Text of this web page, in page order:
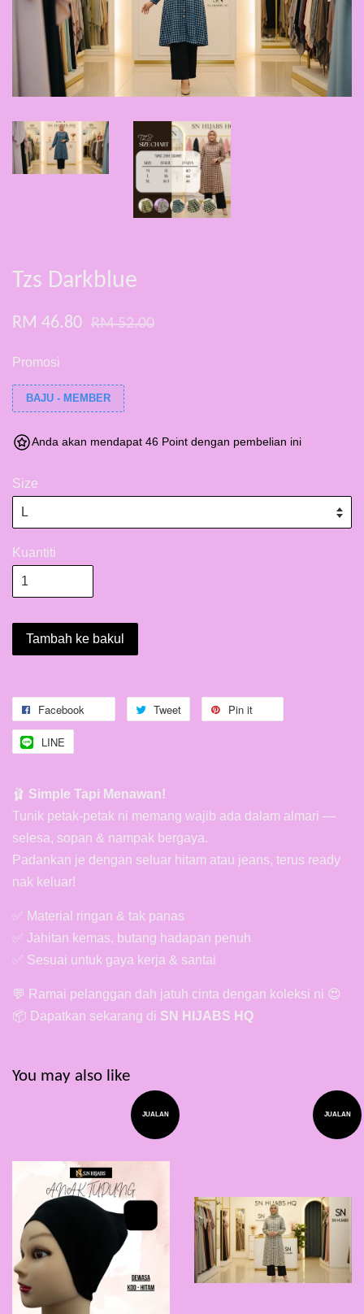
Tzs Darkblue
RM 46.80 RM 52.00
Promosi
BAJU - MEMBER
Anda akan mendapat 46 Point dengan pembelian ini
Size
Kuantiti
Tambah ke bakul
Facebook Tweet Pin it
LINE
🩰 Simple Tapi Menawan!
Tunik petak-petak ni memang wajib ada dalam almari —
selesa, sopan & nampak bergaya.
Padankan je dengan seluar hitam atau jeans, terus ready
nak keluar!
✅ Material ringan & tak panas
✅ Jahitan kemas, butang hadapan penuh
✅ Sesuai untuk gaya kerja & santai
💬 Ramai pelanggan dah jatuh cinta dengan koleksi ni 😍
📦 Dapatkan sekarang di SN HIJABS HQ
You may also like
JUALAN JUALAN